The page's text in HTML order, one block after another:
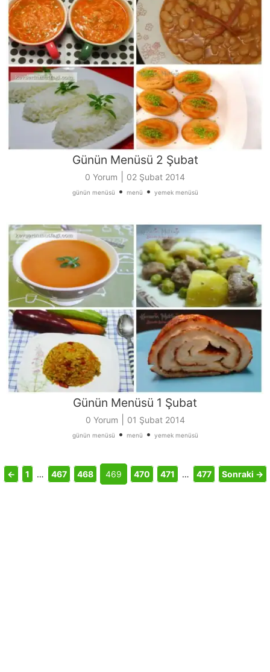
Günün Menüsü 2 Şubat
0 Yorum 02 Şubat 2014
günün menüsü • menü • yemek menüsü
Günün Menüsü 1 Şubat
0 Yorum 01 Şubat 2014
günün menüsü • menü • yemek menüsü
← 1 … 467 468 469 470 471 … 477 Sonraki →